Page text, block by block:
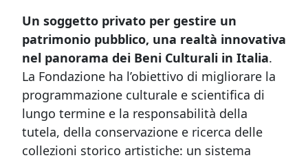
Un soggetto privato per gestire un
patrimonio pubblico, una realtà innovativa
nel panorama dei Beni Culturali in Italia.
La Fondazione ha l’obiettivo di migliorare la
programmazione culturale e scientifica di
lungo termine e la responsabilità della
tutela, della conservazione e ricerca delle
collezioni storico artistiche: un sistema